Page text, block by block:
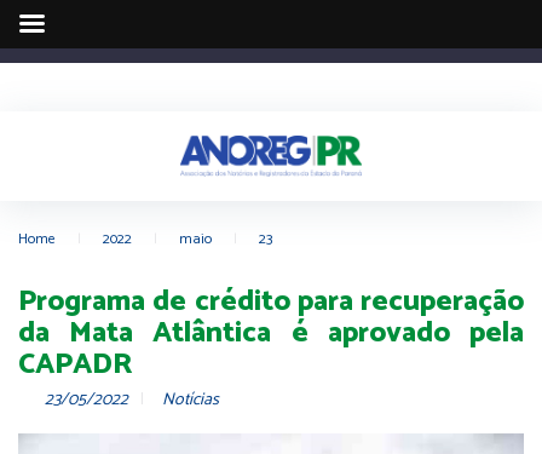
Home 2022 maio 23
Programa de crédito para recuperação
da Mata Atlântica é aprovado pela
CAPADR
23/05/2022 Notícias